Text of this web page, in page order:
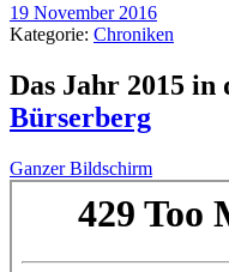
19 November 2016
Kategorie: Chroniken
Das Jahr 2015 in
Bürserberg
Ganzer Bildschirm
Zum